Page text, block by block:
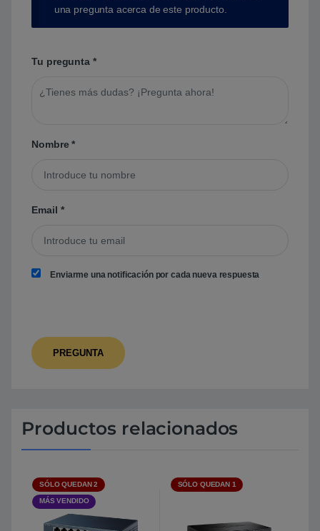
una pregunta acerca de este producto.
Tu pregunta *
Nombre*
Email *
Enviarme una notificación por cada nueva respuesta
Productos relacionados
SÓLO QUEDAN 2
MÁS VENDIDO
SÓLO QUEDAN 1